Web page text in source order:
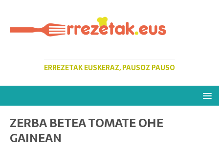
ERREZETAK EUSKERAZ, PAUSOZ PAUSO
ZERBA BETEA TOMATE OHE
GAINEAN